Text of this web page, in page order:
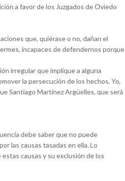
a favor de los Juzgados de Oviedo
que, quiérase o no, dañan el
incapaces de defendernos porque
irregular que implique a alguna
la persecución de los hechos. Yo,
Santiago Martínez Argüelles, que será
debe saber que no puede
las causas tasadas en ella. Lo
causas y su exclusión de los